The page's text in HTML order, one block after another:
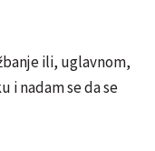
ili, uglavnom,
i nadam se da se